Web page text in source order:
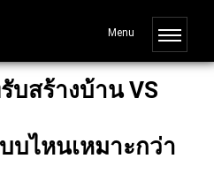
บสร้างบ้าน VS
บไหนเหมาะกว่า